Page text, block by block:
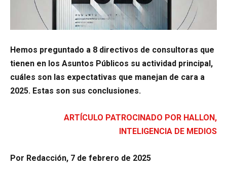
Hemos preguntado a 8 directivos de consultoras que
tienen en los Asuntos Públicos su actividad principal,
cuáles son las expectativas que manejan de cara a
2025. Estas son sus conclusiones.
ARTÍCULO PATROCINADO POR HALLON,
INTELIGENCIA DE MEDIOS
Por Redacción, 7 de febrero de 2025